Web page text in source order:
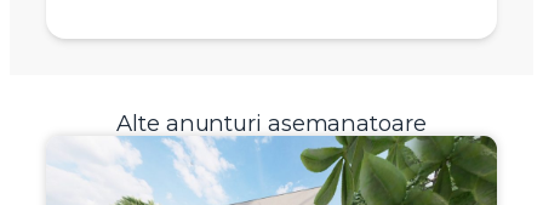
Alte anunturi asemanatoare